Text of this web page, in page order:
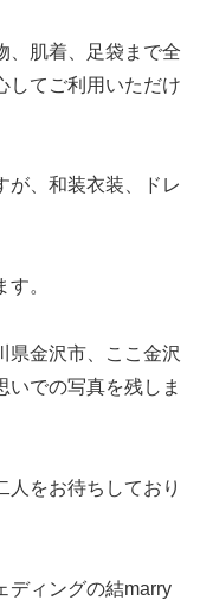
、肌着、足袋まで全
してご利用いただけ
が、和装衣装、ドレ
。
県金沢市、ここ金沢
いでの写真を残しま
人をお待ちしており
ディングの結marry